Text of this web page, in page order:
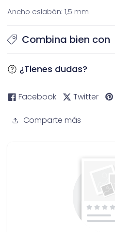
Ancho eslabón: 1,5 mm
Combina bien con
¿Tienes dudas?
Facebook Twitter
Comparte más